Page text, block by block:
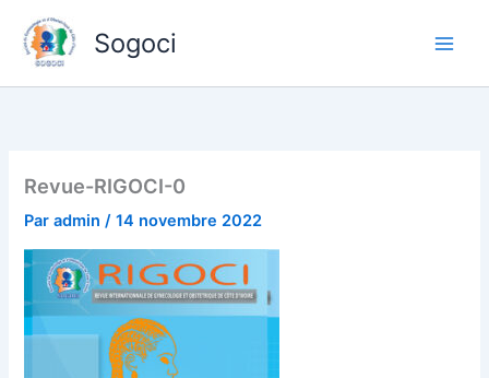
contenu
Sogoci
Revue-RIGOCI-0
Paradmin/14 novembre 2022